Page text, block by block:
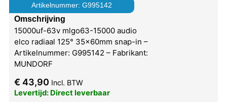
Artikelnummer: G995142
Omschrijving
15000uf-63v mlgo63-15000 audio
elco radiaal 125° 35x60mm snap-in –
Artikelnummer: G995142 – Fabrikant:
MUNDORF
€ 43,90 Incl. BTW
Levertijd: Direct leverbaar